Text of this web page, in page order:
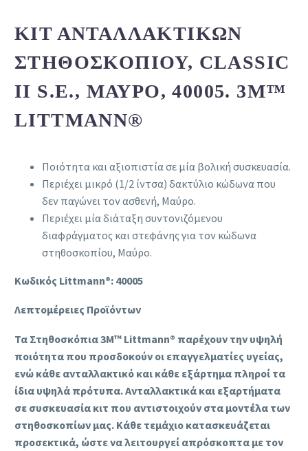
ΚΙΤ ΑΝΤΑΛΛΑΚΤΙΚΏΝ
ΣΤΗΘΟΣΚΟΠΊΟΥ, CLASSIC
II S.E., ΜΑΎΡΟ, 40005. 3M™
LITTMANN®
Ποιότητα και αξιοπιστία σε μία βολική συσκευασία.
Περιέχει μικρό (1/2 ίντσα) δακτύλιο κώδωνα που
δεν παγώνει τον ασθενή, Μαύρο.
Περιέχει μία διάταξη συντονιζόμενου
διαφράγματος και στεφάνης για τον κώδωνα
στηθοσκοπίου, Μαύρο.
Κωδικός Littmann®: 40005
Λεπτομέρειες Προϊόντων
Τα Στηθοσκόπια 3M™ Littmann® παρέχουν την υψηλή
ποιότητα που προσδοκούν οι επαγγελματίες υγείας,
ενώ κάθε ανταλλακτικό και κάθε εξάρτημα πληροί τα
ίδια υψηλά πρότυπα. Ανταλλακτικά και εξαρτήματα
σε συσκευασία κιτ που αντιστοιχούν στα μοντέλα των
στηθοσκοπίων μας. Κάθε τεμάχιο κατασκευάζεται
προσεκτικά, ώστε να λειτουργεί απρόσκοπτα με τον